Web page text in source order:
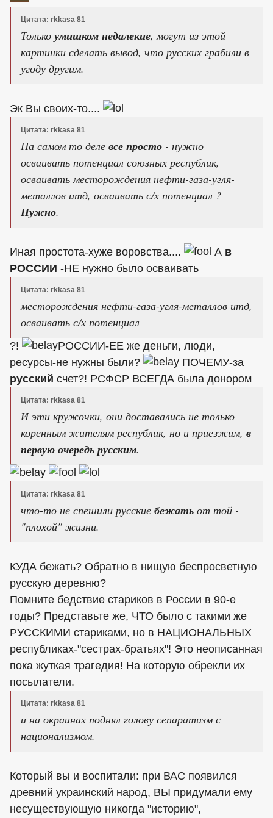
Цитата: rkkasa 81
Только умишком недалекие, могут из этой
картинки сделать вывод, что русских грабили в
угоду другим.
Эк Вы своих-то....
Цитата: rkkasa 81
На самом то деле все просто - нужно
осваивать потенциал союзных республик,
осваивать месторождения нефти-газа-угля-
металлов итд, осваивать с/х потенциал ?
Нужно.
Иная простота-хуже воровства.... А в
РОССИИ -НЕ нужно было осваивать
Цитата: rkkasa 81
месторождения нефти-газа-угля-металлов итд,
осваивать с/х потенциал
?!
РОССИИ-ЕЕ же деньги, люди,
ресурсы-не нужны были?
ПОЧЕМУ-за
русский счет?! РСФСР ВСЕГДА была донором
Цитата: rkkasa 81
И эти кружочки, они доставались не только
коренным жителям республик, но и приезжим, в
первую очередь русским.
Цитата: rkkasa 81
что-то не спешили русские бежать от той -
"плохой" жизни.
КУДА бежать? Обратно в нищую беспросветную
русскую деревню?
Помните бедствие стариков в России в 90-е
годы? Представьте же, ЧТО было с такими же
РУССКИМИ стариками, но в НАЦИОНАЛЬНЫХ
республиках-"сестрах-братьях"! Это неописанная
пока жуткая трагедия! На которую обрекли их
посылатели.
Цитата: rkkasa 81
и на окраинах поднял голову сепаратизм с
национализмом.
Который вы и воспитали: при ВАС появился
древний украинский народ, ВЫ придумали ему
несуществующую никогда "историю",